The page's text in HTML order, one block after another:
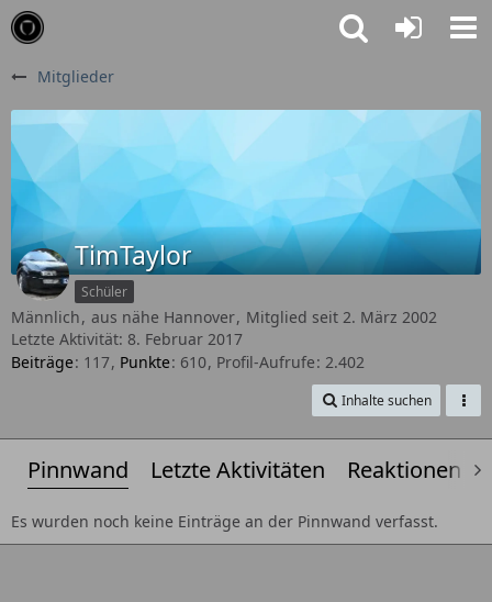
Mitglieder
TimTaylor
Schüler
Männlich aus nähe Hannover Mitglied seit 2. März 2002
Letzte Aktivität: 8. Februar 2017
Beiträge 117 Punkte 610 Profil-Aufrufe 2.402
Inhalte suchen
Pinnwand Letzte Aktivitäten Reaktionen
Es wurden noch keine Einträge an der Pinnwand verfasst.